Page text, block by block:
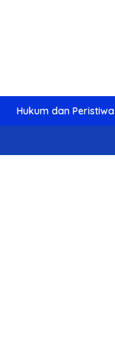
Hukum dan Peristiwa